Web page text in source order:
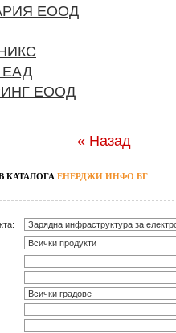
ЕООД
ЕООД
« Назад
КАТАЛОГА ЕНЕРДЖИ ИНФО БГ